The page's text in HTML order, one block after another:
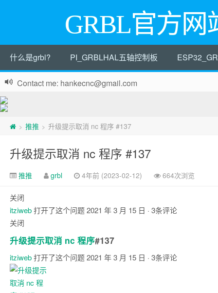
GRBL官方网
什么是grbl? PI_GRBLHAL五轴控制板
Contact me: hankecnc@gmail.com
> 推推 > 升级提示取消 nc 程序 #137
升级提示取消 nc 程序 #137
推推 grbl 4年前 (2023-02-12) 664次浏览
关闭
itziweb打开了这个问题2021 年 3 月 15 日 · 3条评论
关闭
升级提示取消 nc 程序#137
itziweb打开了这个问题2021 年 3 月 15 日 · 3条评论
评